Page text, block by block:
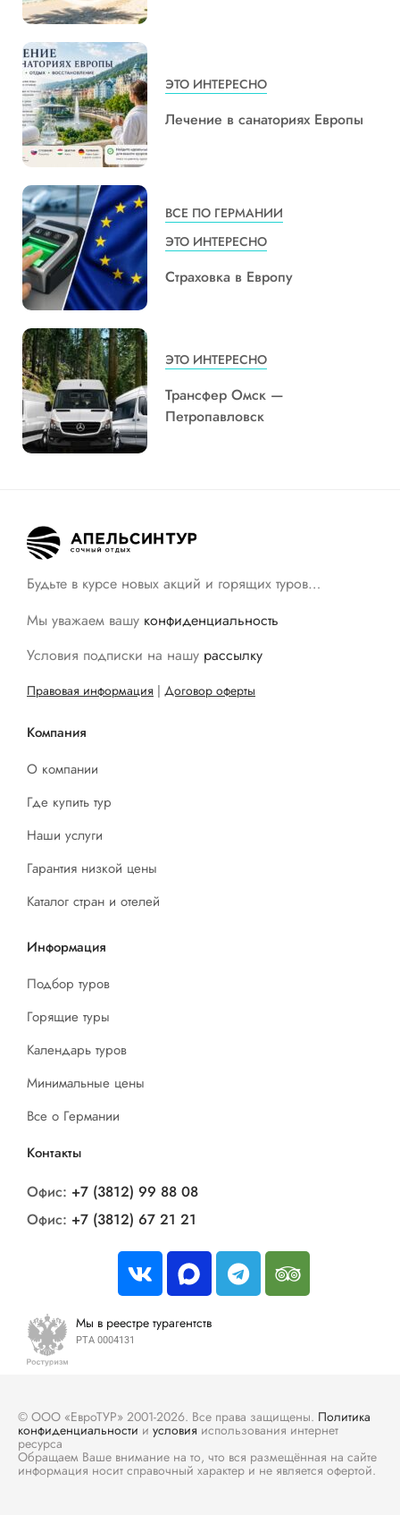
ЭТО ИНТЕРЕСНО
Лечение в санаториях Европы
ВСЕ ПО ГЕРМАНИИ
ЭТО ИНТЕРЕСНО
Страховка в Европу
ЭТО ИНТЕРЕСНО
Трансфер Омск —
Петропавловск
Будьте в курсе новых акций и горящих туров…
Мы уважаем вашу конфиденциальность
Условия подписки на нашу рассылку
Правовая информация | Договор оферты
Компания
О компании
Где купить тур
Наши услуги
Гарантия низкой цены
Каталог стран и отелей
Информация
Подбор туров
Горящие туры
Календарь туров
Минимальные цены
Все о Германии
Контакты
Офис: +7 (3812) 99 88 08
Офис: +7 (3812) 67 21 21
Мы в реестре турагентств
РТА 0004131
© ООО «ЕвроТУР» 2001-2026. Все права защищены. Политика
конфиденциальности и условия использования интернет
ресурса
Обращаем Ваше внимание на то, что вся размещённая на сайте
информация носит справочный характер и не является офертой.